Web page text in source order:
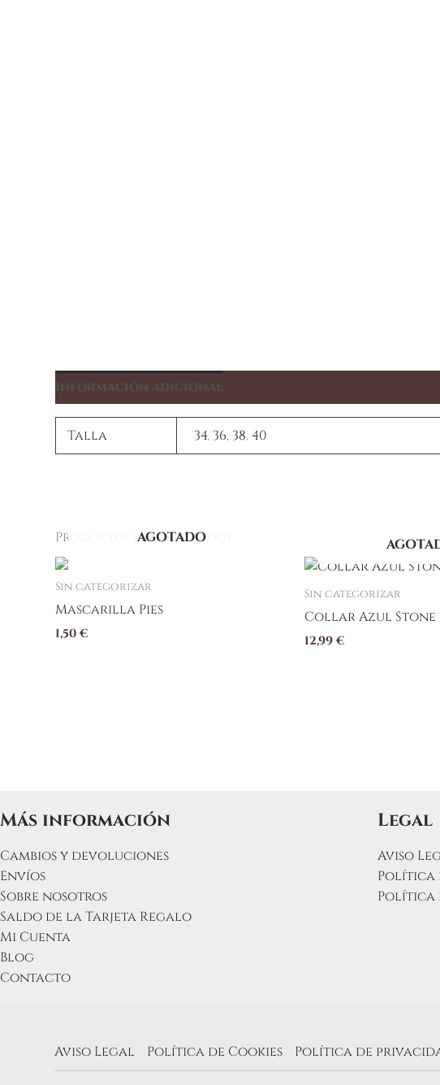
Información adicional
Talla 34, 36, 38,40
Productos relacionados
AGOTADO
Sin categorizar
Mascarilla Pies
1,50€
Sin categorizar
Collar Azul Stone
12,99€
Más información
Cambios y devoluciones
Envíos
Sobre nosotros
Saldo de la Tarjeta Regalo
Mi Cuenta
Blog
Contacto
Legal
Aviso
Política
Política
Aviso Legal Política de Cookies Política de